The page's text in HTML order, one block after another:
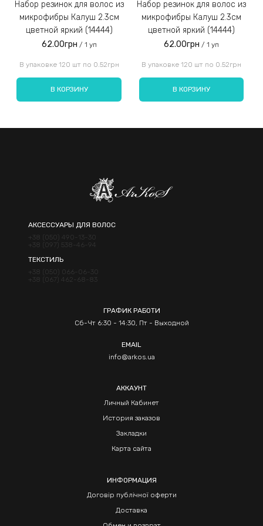
Набор резинок для волос из
микрофибры Калуш 2.3см
цветной яркий (14444)
62.00грн / 1 уп
В упаковке 120 шт по 0.52грн
В КОРЗИНУ
Набор резинок для волос из
микрофибры Калуш 2.3см
цветной яркий (14444)
62.00грн / 1 уп
В упаковке 120 шт по 0.52грн
В КОРЗИНУ
АКСЕССУАРЫ ДЛЯ ВОЛОС
+38 (050) 490-13-30
+38 (097) 538-46-94
ТЕКСТИЛЬ
+38 (050) 066-06-30
+38 (067) 462-68-83
ГРАФИК РАБОТИ
Сб-Чт 6:30 - 14:30, Пт - Выходной
EMAIL
info@arkos.ua
АККАУНТ
Личный Кабинет
История заказов
Закладки
Карта сайта
ИНФОРМАЦИЯ
Договір публічної оферти
Доставка